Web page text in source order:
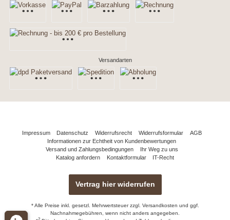
Versandarten
Impressum Datenschutz Widerrufsrecht Widerrufsformular
AGB
Informationen zur Echtheit von Kundenbewertungen
Versand und Zahlungsbedingungen
Ihr Weg zu uns
Katalog anfordern
Kontaktformular IT-Recht
Vertrag hier widerrufen
* Alle Preise inkl. gesetzl. Mehrwertsteuer zzgl. Versandkosten und ggf.
Nachnahmegebühren, wenn nicht anders angegeben.